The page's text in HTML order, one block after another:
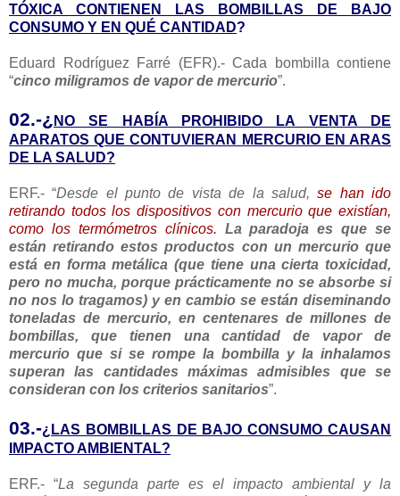
TÓXICA CONTIENEN LAS BOMBILLAS DE BAJO
CONSUMO Y EN QUÉ CANTIDAD?
Eduard Rodríguez Farré (EFR).- Cada bombilla contiene
“cinco miligramos de vapor de mercurio”.
02.-¿ NO SE HABÍA PROHIBIDO LA VENTA DE
APARATOS QUE CONTUVIERAN MERCURIO EN ARAS
DE LA SALUD?
ERF.- “Desde el punto de vista de la salud,se han ido
retirando todos los dispositivos con mercurio que existían,
como los termómetros clínicos. La paradoja es que se
están retirando estos productos con un mercurio que
está en forma metálica (que tiene una cierta toxicidad,
pero no mucha, porque prácticamente no se absorbe si
no nos lo tragamos) y en cambio se están diseminando
toneladas de mercurio, en centenares de millones de
bombillas, que tienen una cantidad de vapor de
mercurio que si se rompe la bombilla y la inhalamos
superan las cantidades máximas admisibles que se
consideran con los criterios sanitarios”.
03.-¿LAS BOMBILLAS DE BAJO CONSUMO CAUSAN
IMPACTO AMBIENTAL?
ERF.- “La segunda parte es el impacto ambiental y la